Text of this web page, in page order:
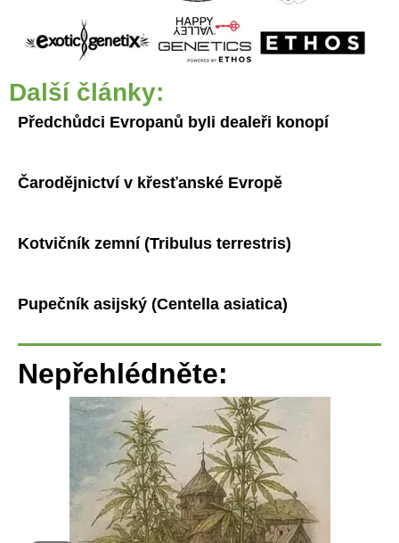
Další články:
Předchůdci Evropanů byli dealeři konopí
Čarodějnictví v křesťanské Evropě
Kotvičník zemní (Tribulus terrestris)
Pupečník asijský (Centella asiatica)
Nepřehlédněte: